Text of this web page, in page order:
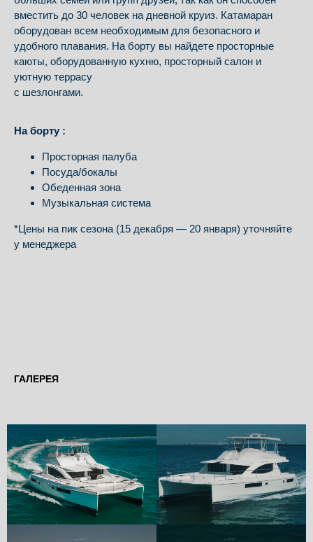
вместить до 30 человек на дневной круиз. Катамаран
оборудован всем необходимым для безопасного и
удобного плавания. На борту вы найдете просторные
каюты, оборудованную кухню, просторный салон и
уютную террасу
с шезлонгами.
На борту :
Просторная палуба
Посуда/бокалы
Обеденная зона
Музыкальная система
*Цены на пик сезона (15 декабря — 20 января) уточняйте
у менеджера
ГАЛЕРЕЯ